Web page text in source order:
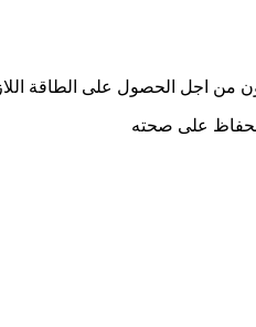
اجل الحصول على الطاقة
الحفاظ على صحته